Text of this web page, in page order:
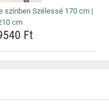
színben Szélessé 170 cm |
cm
Ft